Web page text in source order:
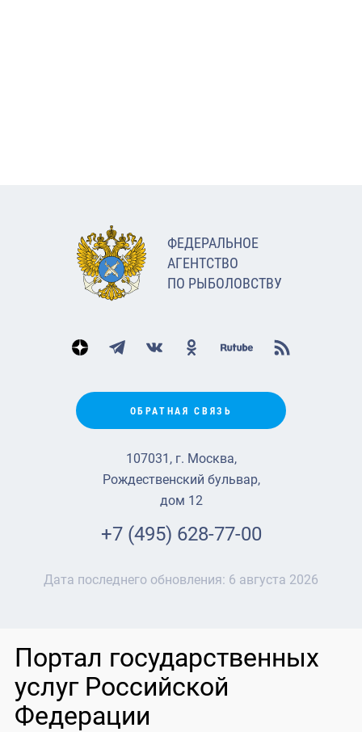
ФЕДЕРАЛЬНОЕ
АГЕНТСТВО
ПО РЫБОЛОВСТВУ
ОБРАТНАЯ СВЯЗЬ
107031, г. Москва,
Рождественский бульвар,
дом 12
+7 (495) 628-77-00
Дата последнего обновления: 6 августа 2026
Портал государственных
услуг Российской
Федерации